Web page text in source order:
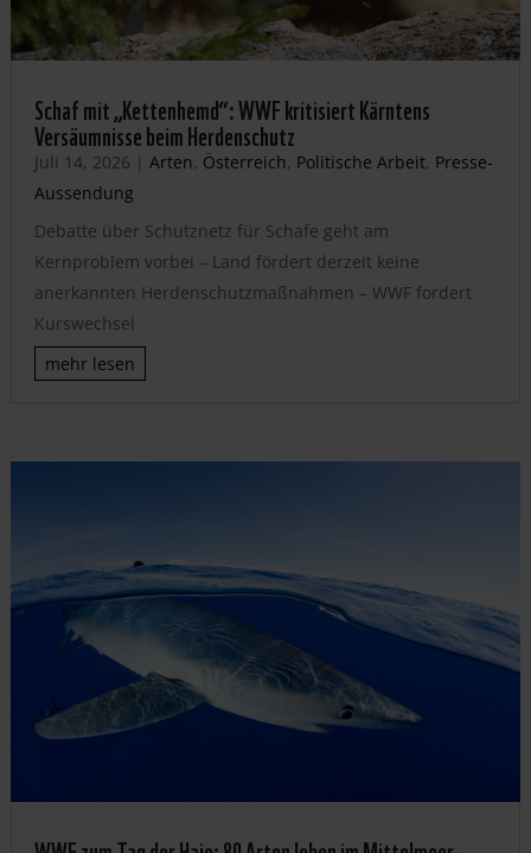
Schaf mit „Kettenhemd“: WWF kritisiert Kärntens
Versäumnisse beim Herdenschutz
Juli 14, 2026 | Arten, Österreich, Politische Arbeit, Presse-
Aussendung
Debatte über Schutznetz für Schafe geht am
Kernproblem vorbei – Land fördert derzeit keine
anerkannten Herdenschutzmaßnahmen – WWF fordert
Kurswechsel
mehr lesen